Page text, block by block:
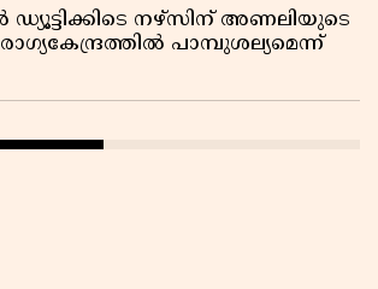
നഴ്സിന് അണലിയുടെ
പാമ്പുശല്യമെന്ന്